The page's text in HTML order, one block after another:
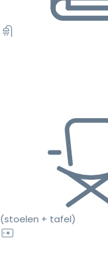
(stoelen + tafel)